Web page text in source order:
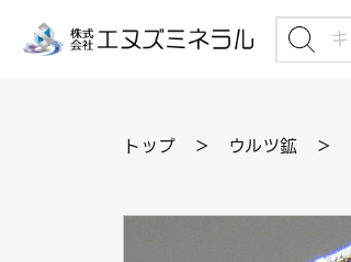
トップ ＞ ウルツ鉱 ＞